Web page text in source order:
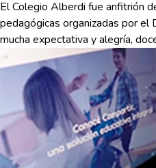
El Colegio Alberdi fue anfitrión
pedagógicas organizadas por el
mucha expectativa y alegría,